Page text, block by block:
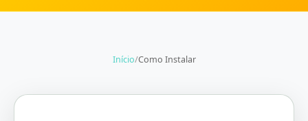
Início/Como Instalar